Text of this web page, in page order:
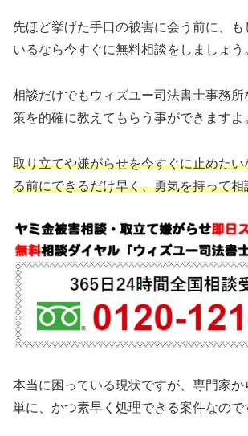
先ほど挙げた手口の被害に会う前に、も
いるなら今すぐに無料相談をしましょう
相談だけでもウィズユー司法書士事務
策を的確に教えてもらう事ができますよ
取り立てや嫌がらせを今すぐに止めた
る前にできるだけ早く、勇気を持って
本当に困っている現状ですが、専門家か
単に、かつ素早く処理できる案件なので